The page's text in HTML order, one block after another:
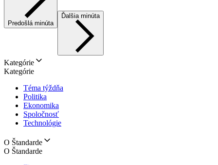
Predošlá minúta
Ďalšia minúta
Kategórie
Kategórie
Téma týždňa
Politika
Ekonomika
Spoločnosť
Technológie
O Štandarde
O Štandarde